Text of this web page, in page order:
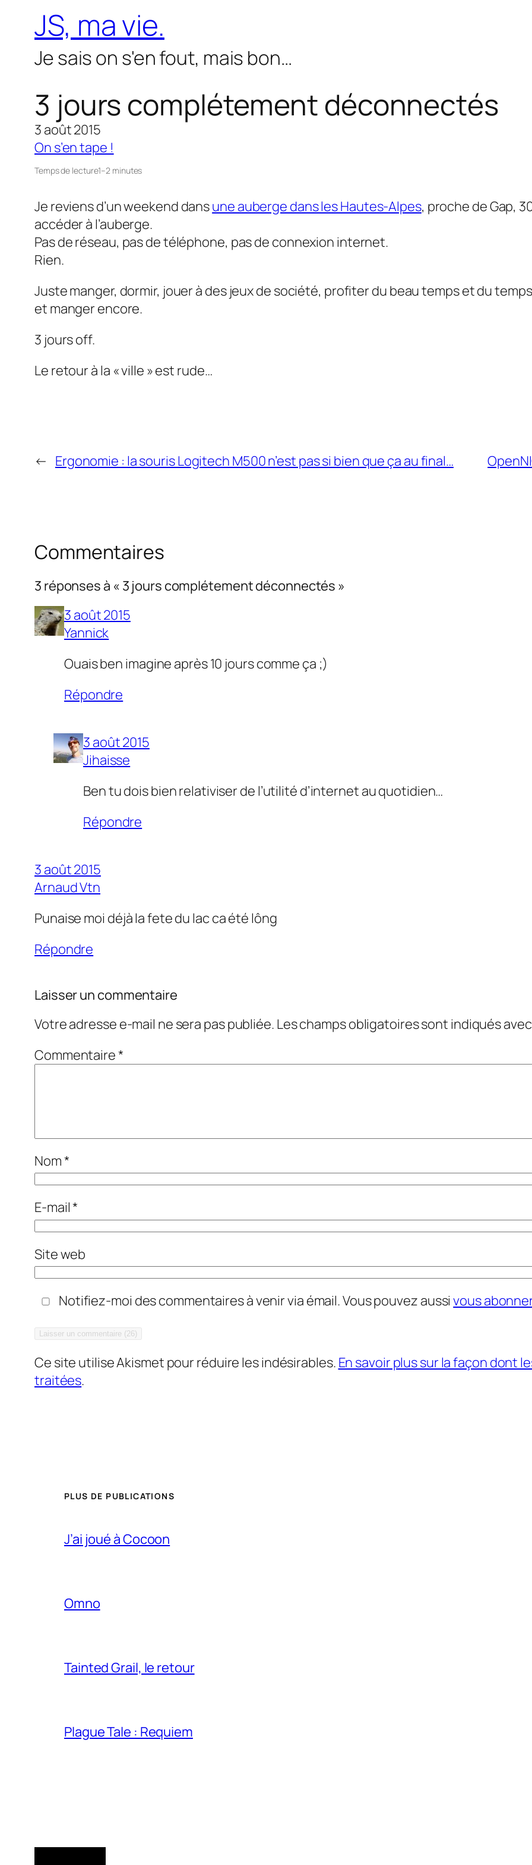
contenu
JS, ma vie.
Je sais on s'en fout, mais bon…
3 jours complétement déconnectés
3 août 2015
On s’en tape !
Temps de lecture1–2 minutes
Je reviens d’un weekend dansune auberge dans les Hautes-Alpes, proche de Gap,
accéder à l’auberge.
Pas de réseau, pas de téléphone, pas de connexion internet.
Rien.
Juste manger, dormir, jouer à des jeux de société, profiter du beau temps et du
et manger encore.
3 jours off.
Le retour à la « ville » est rude…
← Ergonomie : la souris Logitech M500 n’est pas si bien que ça au final…
Commentaires
3 réponses à « 3 jours complétement déconnectés »
3 août 2015
Yannick
Ouais ben imagine après 10 jours comme ça ;)
Répondre
3 août 2015
Jihaisse
Ben tu dois bien relativiser de l’utilité d’internet au quotidien…
Répondre
3 août 2015
Arnaud Vtn
Punaise moi déjà la fete du lac ca été lông
Répondre
Laisser un commentaire
Votre adresse e-mail ne sera pas publiée. Les champs obligatoires sont indiqués
Commentaire*
Nom*
E-mail*
Site web
Notifiez-moi des commentaires à venir via émail. Vous pouvez aussivous
Ce site utilise Akismet pour réduire les indésirables. En savoir plus sur la façon dont
traitées.
PLUS DE PUBLICATIONS
J’ai joué à Cocoon
Omno
Tainted Grail, le retour
Plague Tale : Requiem